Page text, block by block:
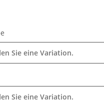
Sie eine Variation.
Sie eine Variation.